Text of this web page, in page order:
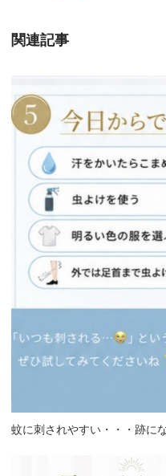
関連記事
蚊に刺されやすい・・・跡に